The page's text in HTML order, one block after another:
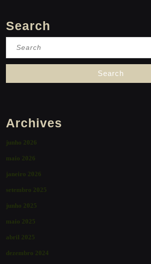
Search
Archives
junho 2026
maio 2026
janeiro 2026
setembro 2025
junho 2025
maio 2025
abril 2025
dezembro 2024